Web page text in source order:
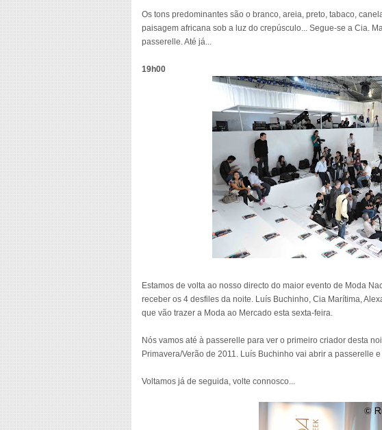
Os tons predominantes são o branco, areia, preto, tabaco,
paisagem africana sob a luz do crepúsculo... Segue-se a Cia.
passerelle. Até já...
19h00
Estamos de volta ao nosso directo do maior evento de Moda
receber os 4 desfiles da noite. Luís Buchinho, Cia Marítima,
que vão trazer a Moda ao Mercado esta sexta-feira.
Nós vamos até à passerelle para ver o primeiro criador desta
Primavera/Verão de 2011. Luís Buchinho vai abrir a passerelle
Voltamos já de seguida, volte connosco...